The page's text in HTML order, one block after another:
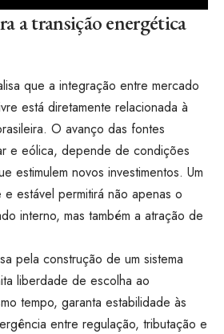
a transição energética
que a integração entre mercado
está diretamente relacionada à
O avanço das fontes
e eólica, depende de condições
estimulem novos investimentos. Um
e estável permitirá não apenas o
interno, mas também a atração de
pela construção de um sistema
liberdade de escolha ao
tempo, garanta estabilidade às
entre regulação, tributação e